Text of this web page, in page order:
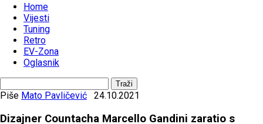
Home
Vijesti
Tuning
Retro
EV-Zona
Oglasnik
Piše Mato Pavličević 24.10.2021
Dizajner Countacha Marcello Gandini zaratio s